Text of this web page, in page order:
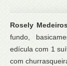
Rosely
fundo,
edícula com 1
com